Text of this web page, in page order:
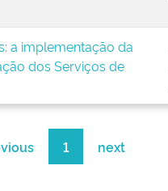
a implementação da
dos Serviços de
1 next